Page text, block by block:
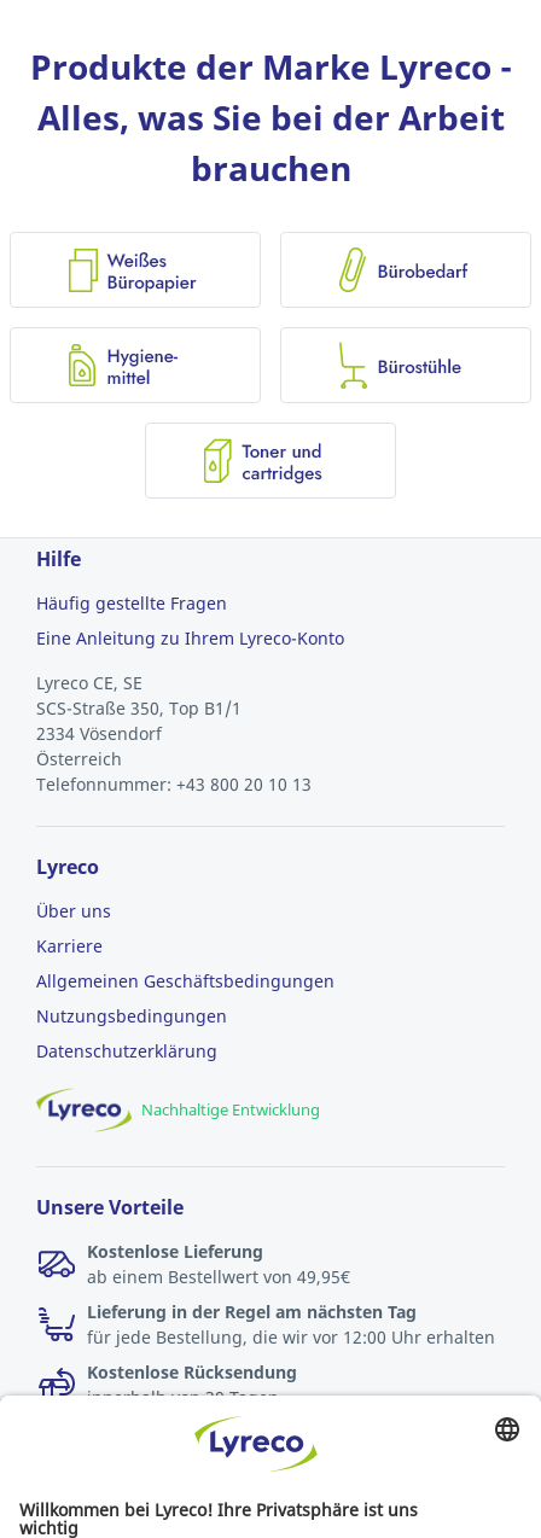
Produkte der Marke Lyreco -
Alles, was Sie bei der Arbeit
brauchen
Hilfe
Häufig gestellte Fragen
Eine Anleitung zu Ihrem Lyreco-Konto
Lyreco CE, SE
SCS-Straße 350, Top B1/1
2334 Vösendorf
Österreich
Telefonnummer: +43 800 20 10 13
Lyreco
Über uns
Karriere
Allgemeinen Geschäftsbedingungen
Nutzungsbedingungen
Datenschutzerklärung
Nachhaltige Entwicklung
Unsere Vorteile
Kostenlose Lieferung
ab einem Bestellwert von 49,95€
Lieferung in der Regel am nächsten Tag
für jede Bestellung, die wir vor 12:00 Uhr erhalten
Kostenlose Rücksendung
innerhalb von 30 Tagen
Spezialist für jeden Arbeitsplatz
Die neuesten Nachrichten und Tipps von Experten